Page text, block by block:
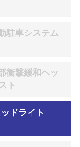
駐車システム
衝撃緩和ヘッ
ト
ドライト